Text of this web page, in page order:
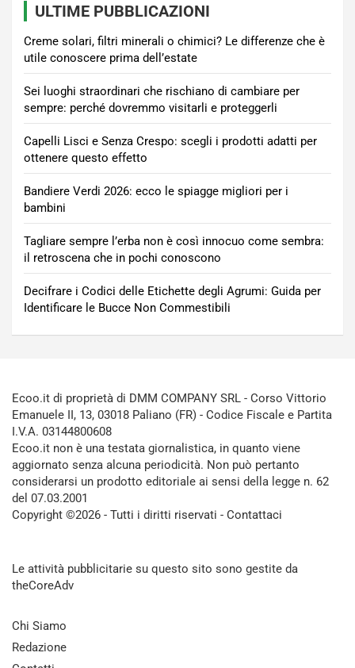
ULTIME PUBBLICAZIONI
Creme solari, filtri minerali o chimici? Le differenze che è
utile conoscere prima dell’estate
Sei luoghi straordinari che rischiano di cambiare per
sempre: perché dovremmo visitarli e proteggerli
Capelli Lisci e Senza Crespo: scegli i prodotti adatti per
ottenere questo effetto
Bandiere Verdi 2026: ecco le spiagge migliori per i
bambini
Tagliare sempre l’erba non è così innocuo come sembra:
il retroscena che in pochi conoscono
Decifrare i Codici delle Etichette degli Agrumi: Guida per
Identificare le Bucce Non Commestibili
Ecoo.it di proprietà di DMM COMPANY SRL - Corso Vittorio
Emanuele II, 13, 03018 Paliano (FR) - Codice Fiscale e Partita
I.V.A. 03144800608
Ecoo.it non è una testata giornalistica, in quanto viene
aggiornato senza alcuna periodicità. Non può pertanto
considerarsi un prodotto editoriale ai sensi della legge n. 62
del 07.03.2001
Copyright ©2026 - Tutti i diritti riservati - Contattaci
Le attività pubblicitarie su questo sito sono gestite da
theCoreAdv
Chi Siamo
Redazione